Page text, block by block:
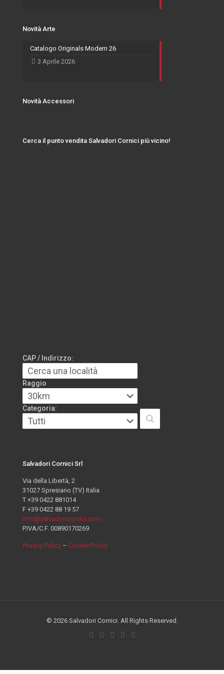
Novità Arte
Catalogo Originals Modern 26
3 Aprile 2026
Novità Accessori
Cerca il punto vendita Salvadori Cornici più vicino!
CAP / Indirizzo:
Raggio
Categoria:
Salvadori Cornici Srl
Via della Libertà, 2
31027 Spresiano (TV) Italia
T +39 0422 881014
F +39 0422 88 19 57
info@salvadoricornici.com
P.IVA/C.F. 00890170269
Privacy Policy – Cookie Policy
© 2026 Salvadori Cornici. All Rights Reserved.